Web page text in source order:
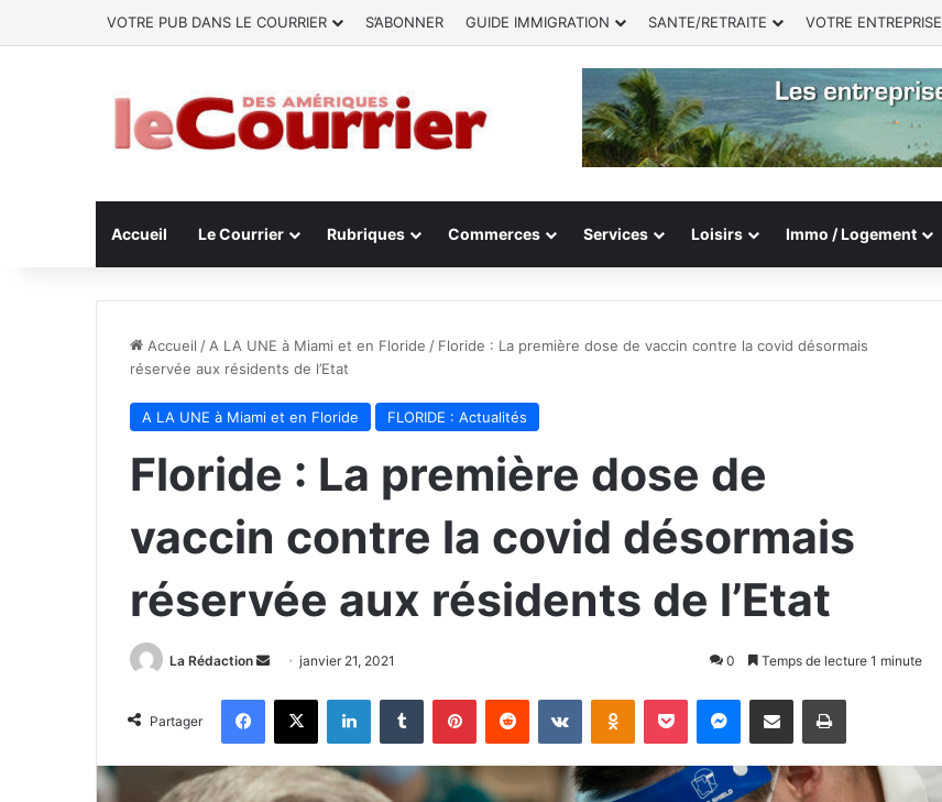
VOTRE PUB DANS LE COURRIER S’ABONNER GUIDE IMMIGRATION SANTE/RETRAITE VOTRE ENTREPRISE
Accueil Le Courrier Rubriques Commerces Services Loisirs Immo / Logement
Accueil / A LA UNE à Miami et en Floride / Floride : La première dose de vaccin contre la covid désormais
réservée aux résidents de l’Etat
A LA UNE à Miami et en Floride FLORIDE : Actualités
Floride : La première dose de
vaccin contre la covid désormais
réservée aux résidents de l’Etat
La Rédaction
o
y
e
janvier 21, 2021 0 Temps de lecture 1 minute
Partager